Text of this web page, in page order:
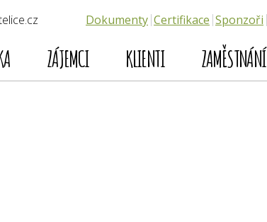
ZÁJEMCI KLIENTI ZAMĚSTNÁNÍ
Dokumenty Certifikace Sponzoři